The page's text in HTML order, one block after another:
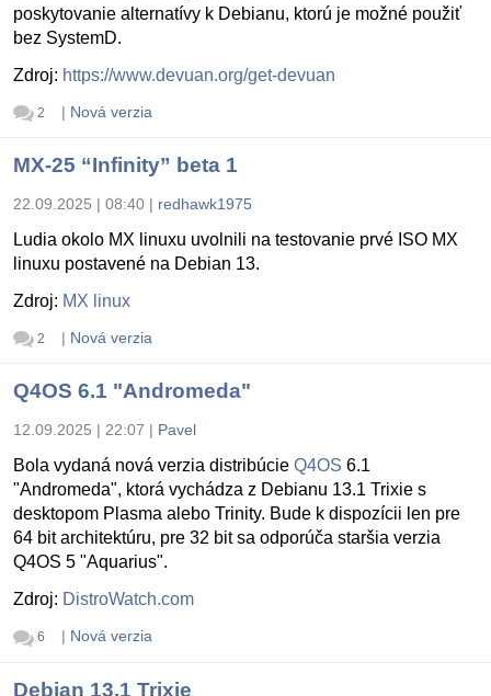
poskytovanie alternatívy k Debianu, ktorú je možné použiť
bez SystemD.
Zdroj: https://www.devuan.org/get-devuan
2 | Nová verzia
MX-25 “Infinity” beta 1
22.09.2025 | 08:40 | redhawk1975
Ludia okolo MX linuxu uvolnili na testovanie prvé ISO MX
linuxu postavené na Debian 13.
Zdroj: MX linux
2 | Nová verzia
Q4OS 6.1 "Andromeda"
12.09.2025 | 22:07 | Pavel
Bola vydaná nová verzia distribúcie Q4OS 6.1
"Andromeda", ktorá vychádza z Debianu 13.1 Trixie s
desktopom Plasma alebo Trinity. Bude k dispozícii len pre
64 bit architektúru, pre 32 bit sa odporúča staršia verzia
Q4OS 5 "Aquarius".
Zdroj: DistroWatch.com
6 | Nová verzia
Debian 13.1 Trixie